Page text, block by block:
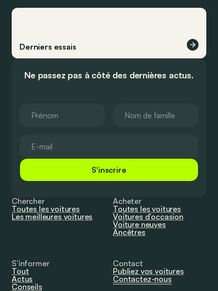
Derniers essais
Ne passez pas à côté des dernières actus.
S'inscrire
Chercher
Toutes les voitures
Les meilleures voitures
Acheter
Toutes les voitures
Voitures d’occasion
Voiture neuves
Ancêtres
S’informer
Tout
Actus
Conseils
Contact
Publiez vos voitures
Contactez-nous